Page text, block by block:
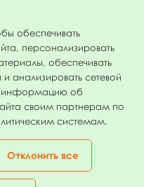
обеспечивать
персонализировать
обеспечивать
анализировать сетевой
информацию об
своим партнерам по
системам.
Отклонить все